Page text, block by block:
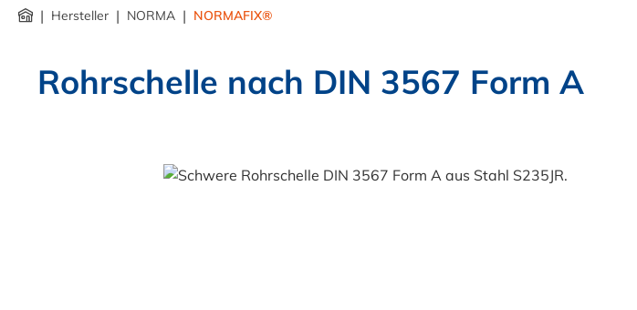
| Hersteller | NORMA | NORMAFIX®
Rohrschelle nach DIN 3567 Form A
Bildergalerie überspringen